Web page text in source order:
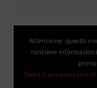
Attenzione: questo
contiene
Siete il proprietario